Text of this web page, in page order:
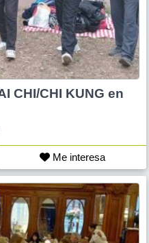
Me interesa